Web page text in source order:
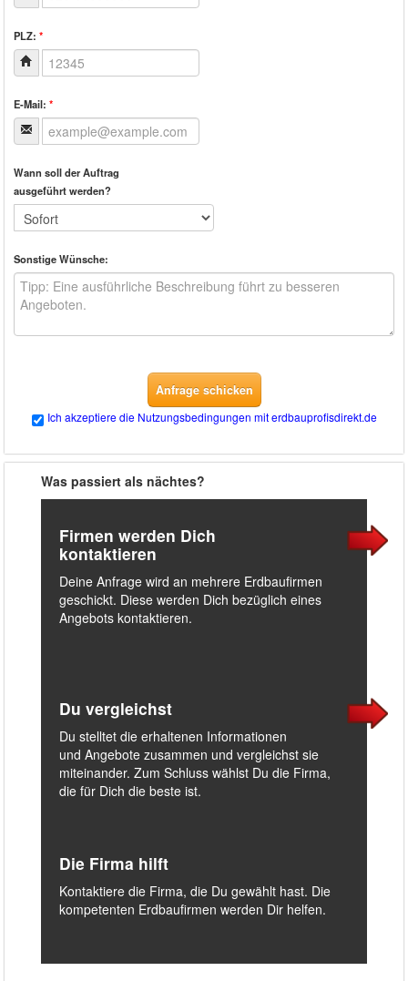
PLZ: *
E-Mail: *
Wann soll der Auftrag
ausgeführt werden?
Sonstige Wünsche:
Anfrage schicken
Ich akzeptiere die Nutzungsbedingungen mit erdbauprofisdirekt.de
Was passiert als nächtes?
Firmen werden Dich
kontaktieren
Deine Anfrage wird an mehrere Erdbaufirmen
geschickt. Diese werden Dich bezüglich eines
Angebots kontaktieren.
Du vergleichst
Du stelltet die erhaltenen Informationen
und Angebote zusammen und vergleichst sie
miteinander. Zum Schluss wählst Du die Firma,
die für Dich die beste ist.
Die Firma hilft
Kontaktiere die Firma, die Du gewählt hast. Die
kompetenten Erdbaufirmen werden Dir helfen.